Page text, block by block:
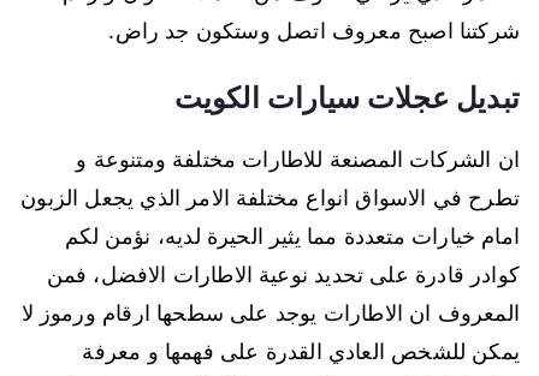
شركتنا اصبح معروف اتصل وستكون جد راض.
تبديل عجلات سيارات الكويت
ان الشركات المصنعة للاطارات مختلفة ومتنوعة و
تطرح في الاسواق انواع مختلفة الامر الذي يجعل الزبون
امام خيارات متعددة مما يثير الحيرة لديه، نؤمن لكم
كوادر قادرة على تحديد نوعية الاطارات الافضل، فمن
المعروف ان الاطارات يوجد على سطحها ارقام ورموز لا
يمكن للشخص العادي القدرة على فهمها و معرفة